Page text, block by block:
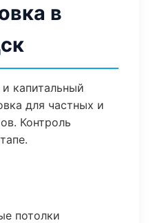
в
капитальный
для частных и
Контроль
потолки